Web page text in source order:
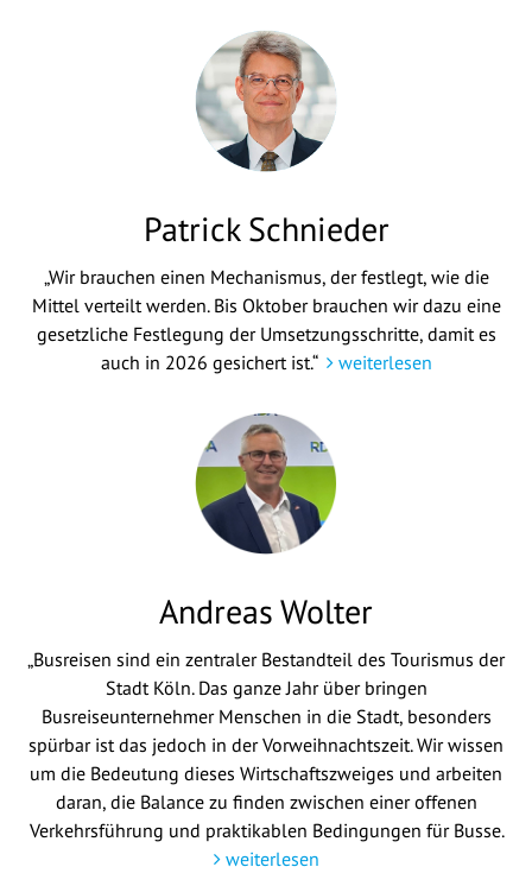
Patrick Schnieder
„Wir brauchen einen Mechanismus, der festlegt, wie die
Mittel verteilt werden. Bis Oktober brauchen wir dazu eine
gesetzliche Festlegung der Umsetzungsschritte, damit es
auch in 2026 gesichert ist.“
weiterlesen
Andreas Wolter
„Busreisen sind ein zentraler Bestandteil des Tourismus der
Stadt Köln. Das ganze Jahr über bringen
Busreiseunternehmer Menschen in die Stadt, besonders
spürbar ist das jedoch in der Vorweihnachtszeit. Wir wissen
um die Bedeutung dieses Wirtschaftszweiges und arbeiten
daran, die Balance zu finden zwischen einer offenen
Verkehrsführung und praktikablen Bedingungen für Busse.
weiterlesen